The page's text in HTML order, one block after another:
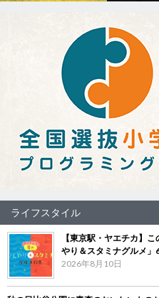
ライフスタイル
【東京駅・ヤエチカ】
やり＆スタミナグルメ」
2026年8月10日